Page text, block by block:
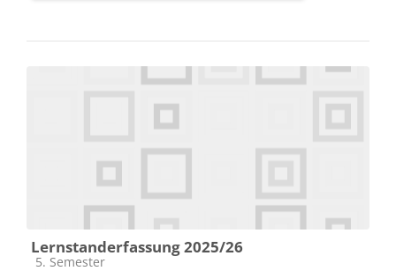
Lernstanderfassung 2025/26
Kursbereich
5. Semester